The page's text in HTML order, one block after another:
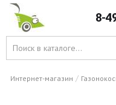
8-
Интернет-магазин /